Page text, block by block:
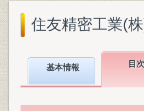
住友精密工業(
基本情報 目次